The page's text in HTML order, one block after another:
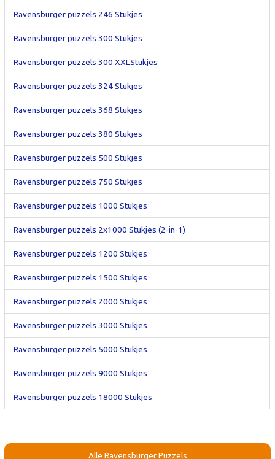
Ravensburger puzzels 246 Stukjes
Ravensburger puzzels 300 Stukjes
Ravensburger puzzels 300 XXLStukjes
Ravensburger puzzels 324 Stukjes
Ravensburger puzzels 368 Stukjes
Ravensburger puzzels 380 Stukjes
Ravensburger puzzels 500 Stukjes
Ravensburger puzzels 750 Stukjes
Ravensburger puzzels 1000 Stukjes
Ravensburger puzzels 2x1000 Stukjes (2-in-1)
Ravensburger puzzels 1200 Stukjes
Ravensburger puzzels 1500 Stukjes
Ravensburger puzzels 2000 Stukjes
Ravensburger puzzels 3000 Stukjes
Ravensburger puzzels 5000 Stukjes
Ravensburger puzzels 9000 Stukjes
Ravensburger puzzels 18000 Stukjes
Alle Ravensburger Puzzels